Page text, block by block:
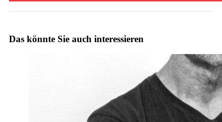
Das könnte Sie auch interessieren